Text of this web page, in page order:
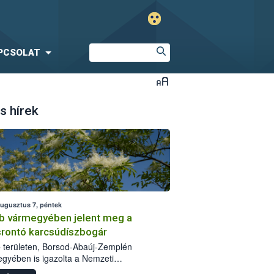
hírek
7, péntek
vármegyében jelent meg a
karcsúdíszbogár
területen, Borsod-Abaúj-Zemplén
is igazolta a Nemzeti
biztonsági Hivatal (Nébih) a